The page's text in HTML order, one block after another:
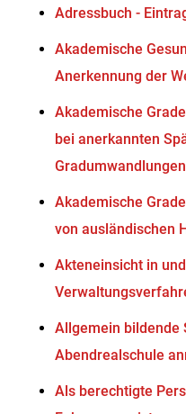
Adressbuch -
Akademische
Anerkennung der
Akademische
bei anerkannten
Akademische
von ausländischen
Akteneinsicht in
Allgemein bildende
Abendrealschule
Als berechtigte